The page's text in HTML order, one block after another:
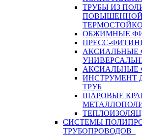
ТРУБЫ ИЗ
ПОВЫШЕННОЙ
ОБЖИМНЫЕ
ПРЕСС-
АКСИАЛЬНЫЕ
АКСИАЛЬНЫЕ
ИНСТРУМЕНТ
ТРУБ
ШАРОВЫЕ
СИСТЕМЫ
ТРУБОПРОВОДОВ